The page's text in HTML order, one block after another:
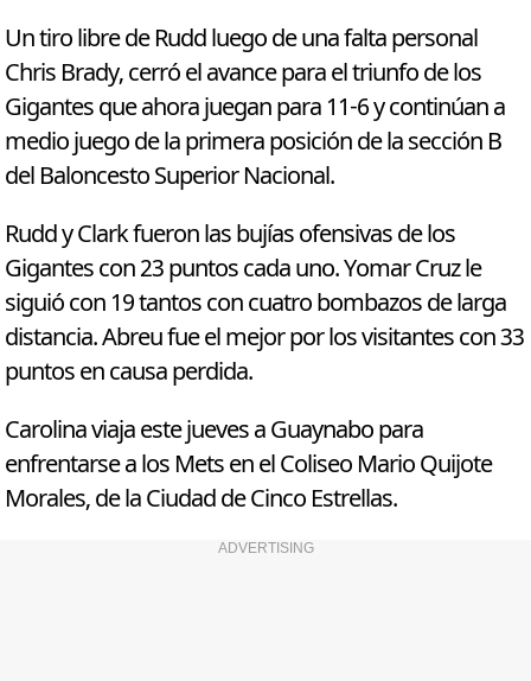
Un tiro libre de Rudd luego de una falta personal
Chris Brady, cerró el avance para el triunfo de los
Gigantes que ahora juegan para 11-6 y continúan a
medio juego de la primera posición de la sección B
del Baloncesto Superior Nacional.
Rudd y Clark fueron las bujías ofensivas de los
Gigantes con 23 puntos cada uno. Yomar Cruz le
siguió con 19 tantos con cuatro bombazos de larga
distancia. Abreu fue el mejor por los visitantes con 33
puntos en causa perdida.
Carolina viaja este jueves a Guaynabo para
enfrentarse a los Mets en el Coliseo Mario Quijote
Morales, de la Ciudad de Cinco Estrellas.
ADVERTISING